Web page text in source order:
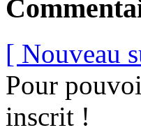
[ Nouveau
Pour
inscrit !